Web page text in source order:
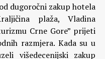
dugoročni zakup hotela
plaža, Vladina
Crne Gore” prijeti
razmjera. Kada su u
višedecenijski zakup